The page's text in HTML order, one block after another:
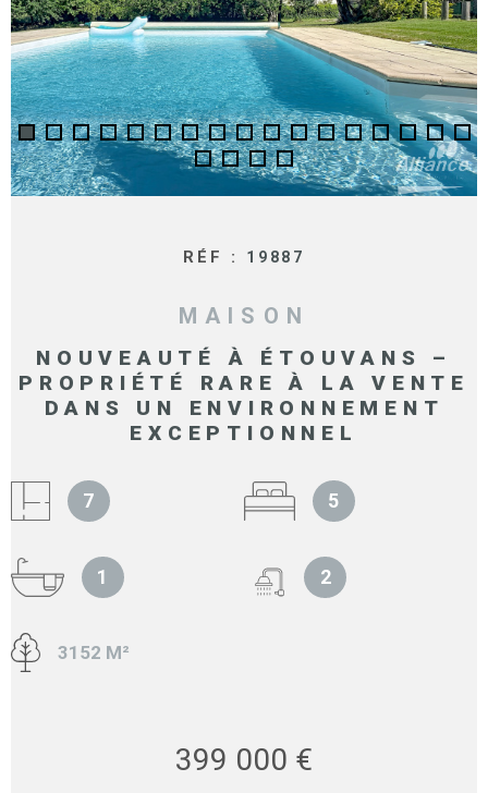
NOS
VENDUS
NOS
RÉF : 19887
MAISON
NOUVEAUTÉ À ÉTOUVANS –
PROPRIÉTÉ RARE À LA VENTE
DANS UN ENVIRONNEMENT
EXCEPTIONNEL
7 5
1 2
3152 M²
399 000 €
RÉFÉRENCE